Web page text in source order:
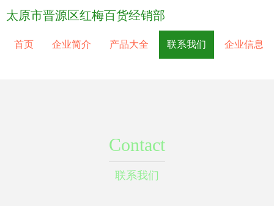
太原市晋源区红梅百货经销部
首页 企业简介 产品大全 联系我们 企业信息
Contact
联系我们